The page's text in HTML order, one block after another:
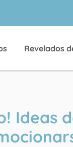
Revelados
Ideas